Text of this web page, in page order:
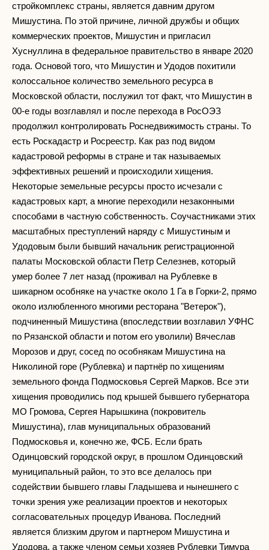
стройкомплекс страны, является давним другом
Мишустина. По этой причине, личной дружбы и общих
коммерческих проектов, Мишустин и пригласил
Хуснуллина в федеральное правительство в январе 2020
года. Основой того, что Мишустин и Удодов похитили
колоссальное количество земельного ресурса в
Московской области, послужил тот факт, что Мишустин в
00-е годы возглавлял и после перехода в РосОЭЗ
продолжил контролировать Роснедвижимость страны. То
есть Роскадастр и Росреестр. Как раз под видом
кадастровой реформы в стране и так называемых
эффективных решений и происходили хищения.
Некоторые земельные ресурсы просто исчезали с
кадастровых карт, а многие переходили незаконными
способами в частную собственность. Соучастниками этих
масштабных преступлений наряду с Мишустиным и
Удодовым были бывший начальник регистрационной
палаты Московской области Петр Селезнев, который
умер более 7 лет назад (проживал на Рублевке в
шикарном особняке на участке около 1 Га в Горки-2, прямо
около излюбленного многими ресторана "Ветерок"),
подчиненный Мишустина (впоследствии возглавил УФНС
по Рязанской области и потом его уволили) Вячеслав
Морозов и друг, сосед по особнякам Мишустина на
Николиной горе (Рублевка) и партнёр по хищениям
земельного фонда Подмосковья Сергей Марков. Все эти
хищения проводились под крышей бывшего губернатора
МО Громова, Сергея Нарышкина (покровитель
Мишустина), глав муниципальных образований
Подмосковья и, конечно же, ФСБ. Если брать
Одинцовский городской округ, в прошлом Одинцовский
муниципальный район, то это все делалось при
содействии бывшего главы Гладышева и нынешнего с
точки зрения уже реализации проектов и некоторых
согласовательных процедур Иванова. Последний
является близким другом и партнером Мишустина и
Удодова, а также членом семьи хозяев Рублевки Тимура